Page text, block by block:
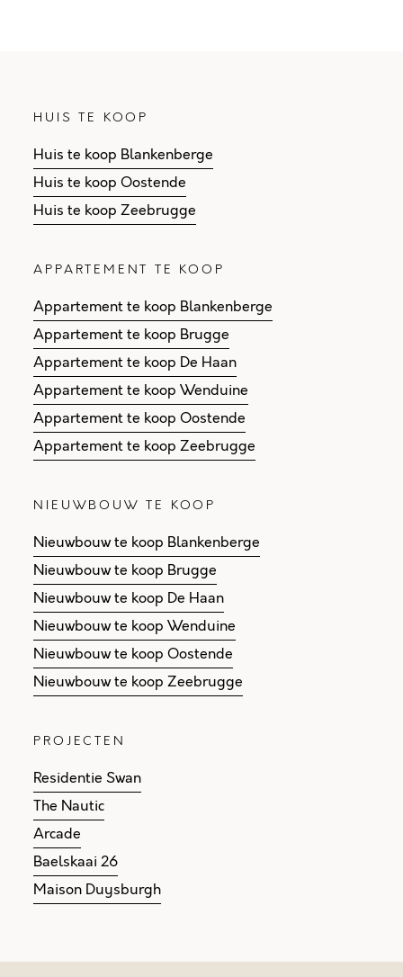
HUIS TE KOOP
Huis te koop Blankenberge
Huis te koop Oostende
Huis te koop Zeebrugge
APPARTEMENT TE KOOP
Appartement te koop Blankenberge
Appartement te koop Brugge
Appartement te koop De Haan
Appartement te koop Wenduine
Appartement te koop Oostende
Appartement te koop Zeebrugge
NIEUWBOUW TE KOOP
Nieuwbouw te koop Blankenberge
Nieuwbouw te koop Brugge
Nieuwbouw te koop De Haan
Nieuwbouw te koop Wenduine
Nieuwbouw te koop Oostende
Nieuwbouw te koop Zeebrugge
PROJECTEN
Residentie Swan
The Nautic
Arcade
Baelskaai 26
Maison Duysburgh